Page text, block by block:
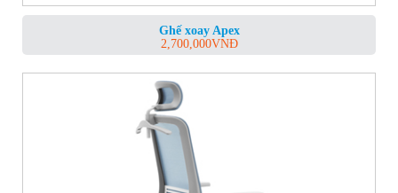
Ghế xoay Apex
2,700,000VNĐ